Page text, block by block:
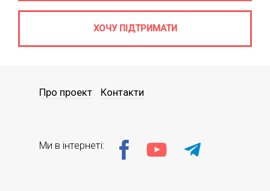
ХОЧУ ПІДТРИМАТИ
Про проект Контакти
Ми в інтернеті: